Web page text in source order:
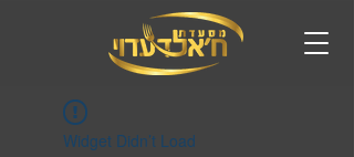
Widget Didn’t Load